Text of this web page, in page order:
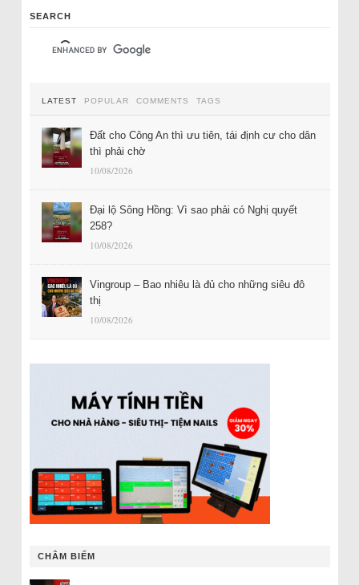
SEARCH
LATEST POPULAR COMMENTS TAGS
Đất cho Công An thì ưu tiên, tái định cư cho dân
thì phải chờ
10/08/2026
Đại lộ Sông Hồng: Vì sao phải có Nghị quyết
258?
10/08/2026
Vingroup – Bao nhiêu là đủ cho những siêu đô
thị
10/08/2026
CHÂM BIẾM